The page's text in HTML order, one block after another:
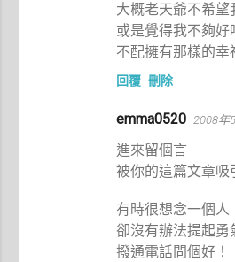
大概老天爺不希望
或是覺得我不夠好
不配擁有那樣的幸
回覆 刪除
emma0520 2008年
進來留個言
被你的這篇文章吸
有時很想念一個人
卻沒有辦法提起勇
撥通電話問個好！